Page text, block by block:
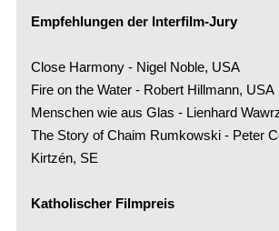
Empfehlungen der Interfilm-Jury
Close Harmony - Nigel Noble, USA
Fire on the Water - Robert Hillmann, USA
Menschen wie aus Glas - Lienhard
The Story of Chaim Rumkowski - Peter
Kirtzén, SE
Katholischer Filmpreis